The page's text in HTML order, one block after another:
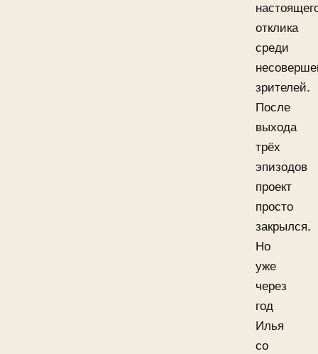
отклика
среди
зрителей.
После
выхода
трёх
эпизодов
проект
просто
закрылся.
Но
уже
через
год
Илья
со